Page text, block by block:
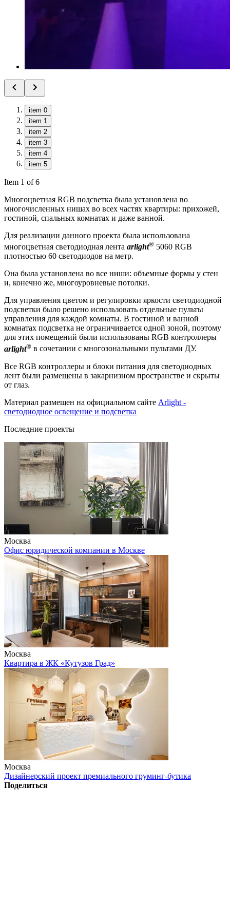
item 0
item 1
item 2
item 3
item 4
item 5
Item 1 of 6
Многоцветная RGB подсветка была установлена во
многочисленных нишах во всех частях квартиры: прихожей,
гостиной, спальных комнатах и даже ванной.
Для реализации данного проекта была использована
многоцветная светодиодная лента arlight® 5060 RGB
плотностью 60 светодиодов на метр.
Она была установлена во все ниши: объемные формы у стен
и, конечно же, многоуровневые потолки.
Для управления цветом и регулировки яркости светодиодной
подсветки было решено использовать отдельные пульты
управления для каждой комнаты. В гостиной и ванной
комнатах подсветка не ограничивается одной зоной, поэтому
для этих помещений были использованы RGB контроллеры
arlight® в сочетании с многозональными пультами ДУ.
Все RGB контроллеры и блоки питания для светодиодных
лент были размещены в закарнизном пространстве и скрыты
от глаз.
Материал размещен на официальном сайте Arlight -
светодиодное освещение и подсветка
Последние проекты
Москва
Офис юридической компании в Москве
Москва
Квартира в ЖК «Кутузов Град»
Москва
Дизайнерский проект премиального груминг-бутика
Поделиться